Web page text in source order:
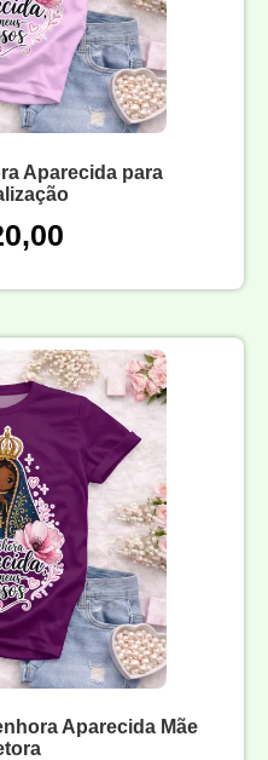
Aparecida para
Aparecida Mãe